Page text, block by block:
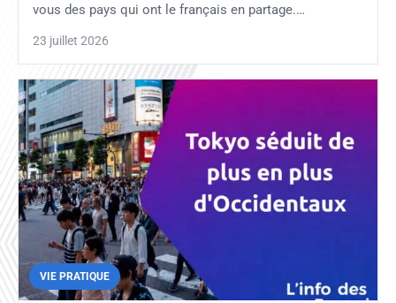
vous des pays qui ont le français en partage.…
23 juillet 2026
VIE PRATIQUE